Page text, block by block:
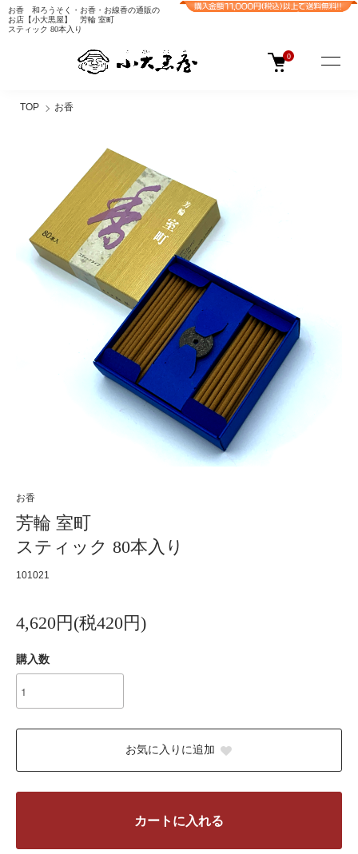
お香 和ろうそく・お香・お線香の通販の
お店【小大黒屋】 芳輪 室町
スティック 80本入り
0
TOP お香
お香
芳輪 室町
スティック 80本入り
101021
4,620円(税420円)
購入数
お気に入りに追加
カートに入れる